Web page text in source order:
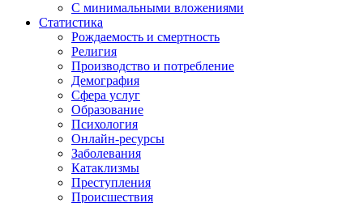
С минимальными вложениями
Статистика
Рождаемость и смертность
Религия
Производство и потребление
Демография
Сфера услуг
Образование
Психология
Онлайн-ресурсы
Заболевания
Катаклизмы
Преступления
Происшествия